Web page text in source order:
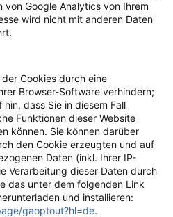
von Google Analytics von Ihrem
wird nicht mit anderen Daten
Cookies durch eine
Browser-Software verhindern;
dass Sie in diesem Fall
Funktionen dieser Website
können. Sie können darüber
den Cookie erzeugten und auf
Daten (inkl. Ihrer IP-
Verarbeitung dieser Daten durch
das unter dem folgenden Link
und installieren:
gaoptout?hl=de.